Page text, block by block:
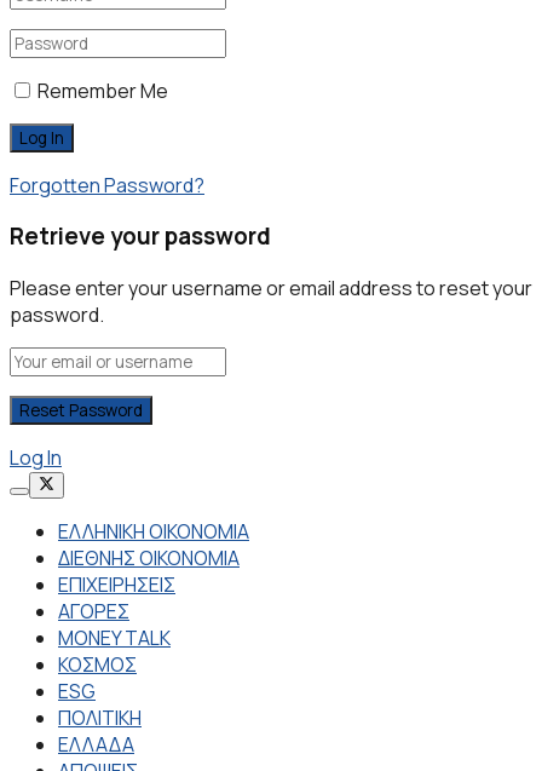
Remember Me
Forgotten Password?
Retrieve your password
Please enter your username or email address to reset your
password.
Log In
ΕΛΛΗΝΙΚΗ ΟΙΚΟΝΟΜΙΑ
ΔΙΕΘΝΗΣ ΟΙΚΟΝΟΜΙΑ
ΕΠΙΧΕΙΡΗΣΕΙΣ
ΑΓΟΡΕΣ
MONEY TALK
ΚΟΣΜΟΣ
ESG
ΠΟΛΙΤΙΚΗ
ΕΛΛΑΔΑ